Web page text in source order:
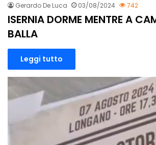
Gerardo De Luca 03/08/2024 742
ISERNIA DORME MENTRE A
BALLA
Leggi tutto